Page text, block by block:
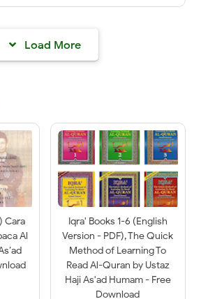
Load More
Cara
Al
Iqra' Books 1-6 (English
Version - PDF), The Quick
Method of Learning To
Read Al-Quran by Ustaz
Haji As'ad Humam - Free
Download